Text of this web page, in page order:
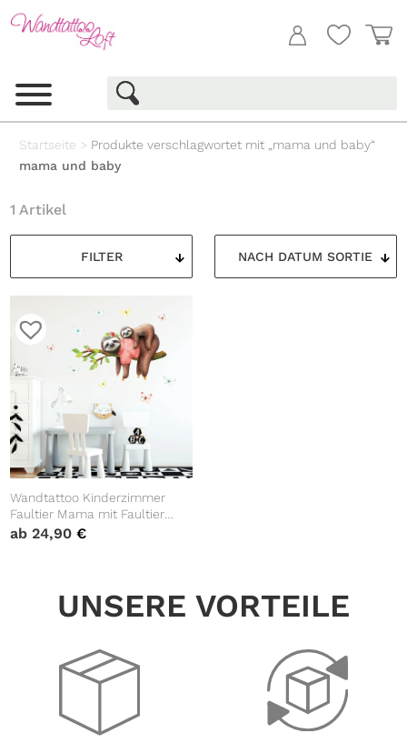
Startseite > Produkte verschlagwortet mit „mama und baby“
mama und baby
FILTER
1 Artikel
Wandtattoo Kinderzimmer
Faultier Mama mit Faultier
Baby Dekoration Babyzimmer
ab24,90€
UNSERE VORTEILE